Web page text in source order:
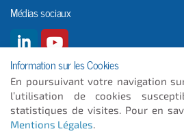
Médias sociaux
© 2026 - ICC INFORMATIQUE
Plan du site
Information sur les Cookies
En poursuivant votre navigation
l’utilisation de cookies
statistiques de visites. Pour en
Mentions Légales.